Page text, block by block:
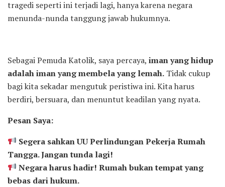
tragedi seperti ini terjadi lagi, hanya karena negara
menunda-nunda tanggung jawab hukumnya.
Sebagai Pemuda Katolik, saya percaya, iman yang hidup
adalah iman yang membela yang lemah. Tidak cukup
bagi kita sekadar mengutuk peristiwa ini. Kita harus
berdiri, bersuara, dan menuntut keadilan yang nyata.
Pesan Saya:
Segera sahkan UU Perlindungan Pekerja Rumah
Tangga. Jangan tunda lagi!
Negara harus hadir! Rumah bukan tempat yang
bebas dari hukum.